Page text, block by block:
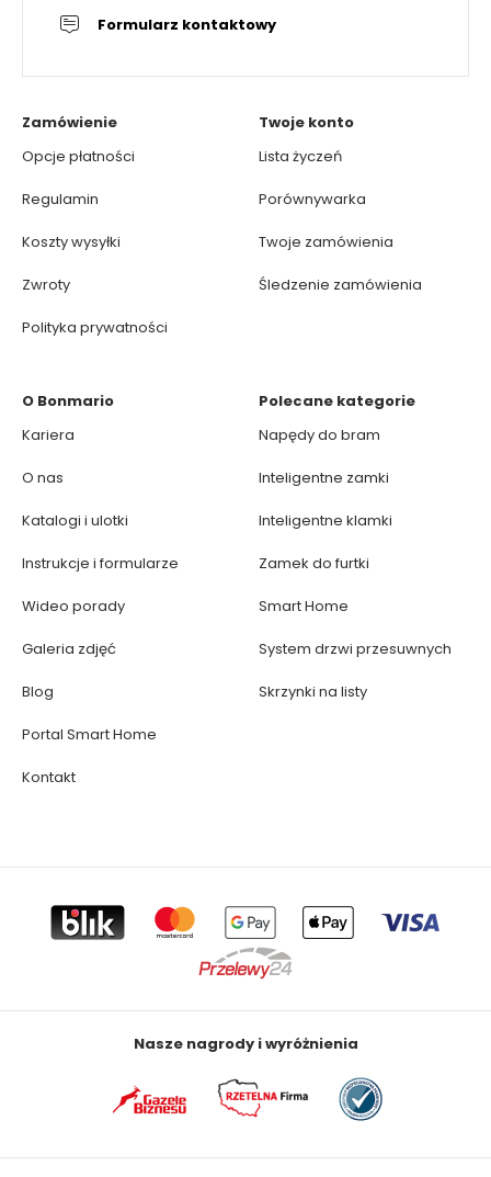
Formularz kontaktowy
Zamówienie
Opcje płatności
Regulamin
Koszty wysyłki
Zwroty
Polityka prywatności
Twoje konto
Lista życzeń
Porównywarka
Twoje zamówienia
Śledzenie zamówienia
O Bonmario
Kariera
O nas
Katalogi i ulotki
Instrukcje i formularze
Wideo porady
Galeria zdjęć
Blog
Portal Smart Home
Kontakt
Polecane kategorie
Napędy do bram
Inteligentne zamki
Inteligentne klamki
Zamek do furtki
Smart Home
System drzwi przesuwnych
Skrzynki na listy
Nasze nagrody i wyróżnienia